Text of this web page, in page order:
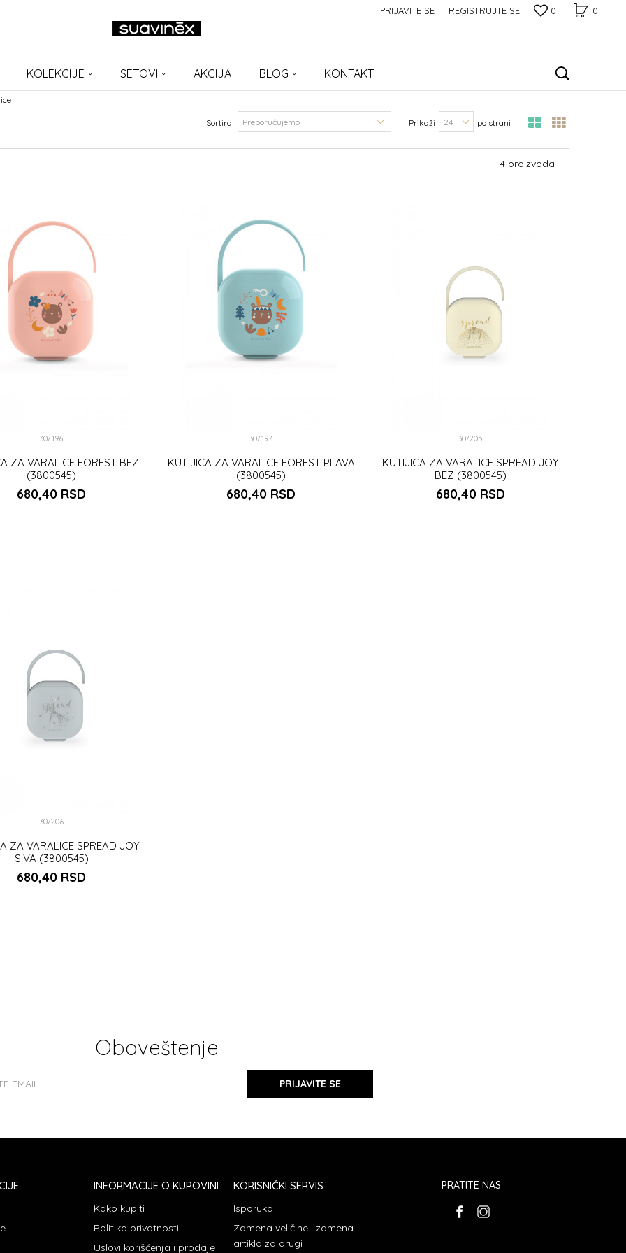
0
0
PRIJAVITE SE REGISTRUJTE SE
KOLEKCIJE SETOVI AKCIJA BLOG KONTAKT
Sortiraj Prikaži po strani
4 proizvoda
307196
ZA VARALICE FOREST BEZ
(3800545)
680,40 RSD
307197
KUTIJICA ZA VARALICE FOREST PLAVA
(3800545)
680,40 RSD
307205
KUTIJICA ZA VARALICE SPREAD JOY
BEZ (3800545)
680,40 RSD
307206
ZA VARALICE SPREAD JOY
SIVA (3800545)
680,40 RSD
Obaveštenje
PRIJAVITE SE
INFORMACIJE O KUPOVINI
Kako kupiti
Politika privatnosti
Uslovi korišćenja i prodaje
KORISNIČKI SERVIS
Isporuka
Zamena veličine i zamena
artikla za drugi
PRATITE NAS